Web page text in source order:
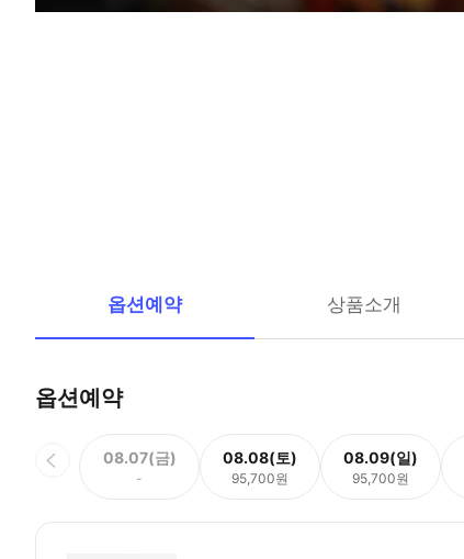
옵션예약 상품소개
옵션예약
08.07(금)
-
08.08(토)
95,700원
08.09(일)
95,700원